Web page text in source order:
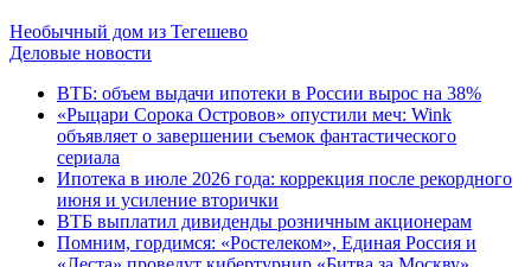
Необычный дом из Тегешево
Деловые новости
ВТБ: объем выдачи ипотеки в России вырос на 38%
«Рыцари Сорока Островов» опустили меч: Wink
объявляет о завершении съемок фантастического
сериала
Ипотека в июле 2026 года: коррекция после рекордного
июня и усиление вторички
ВТБ выплатил дивиденды розничным акционерам
Помним, гордимся: «Ростелеком», Единая Россия и